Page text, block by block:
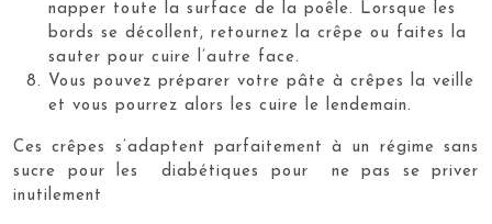
napper toute la surface de la poêle. Lorsque les
bords se décollent, retournez la crêpe ou faites la
sauter pour cuire l’autre face.
Vous pouvez préparer votre pâte à crêpes la veille
et vous pourrez alors les cuire le lendemain.
Ces crêpes s’adaptent parfaitement à un régime sans
sucre pour les diabétiques pour ne pas se priver
inutilement